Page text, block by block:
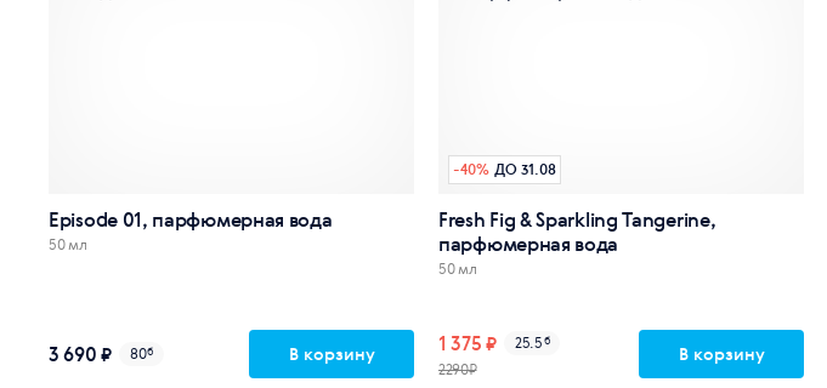
Episode 01, парфюмерная вода
50 мл
3 690 ₽ 80б В корзину
-40% ДО 31.08
Fresh Fig & Sparkling Tangerine,
парфюмерная вода
50 мл
1 375 ₽ 25.5б
2290₽
В корзину